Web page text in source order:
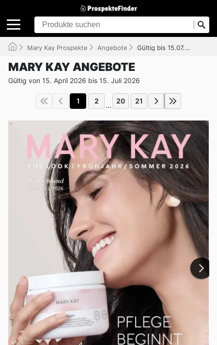
Mary Kay Prospekte Angebote Gültig bis 15.07.2026
MARY KAY ANGEBOTE
Gültig von 15. April 2026 bis 15. Juli 2026
1 2 ... 20 21